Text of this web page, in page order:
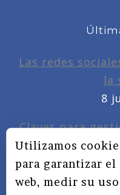
Las redes
la
8
Claves para
7
Privacidad,
3
Utilizamos
para garantizar
web, medir su